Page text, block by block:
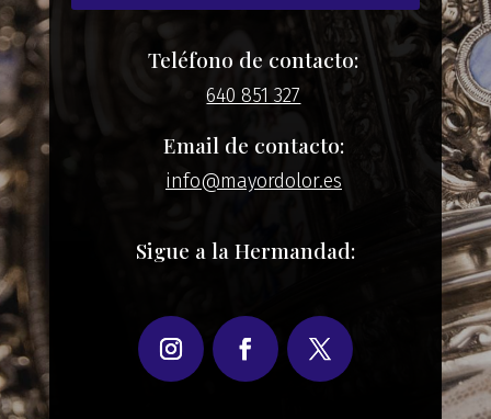
Teléfono de contacto:
640 851 327
Email de contacto:
info@mayordolor.es
Sigue a la Hermandad: